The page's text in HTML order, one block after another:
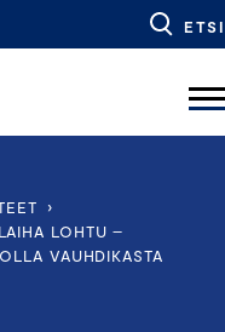
ETSI
›
LOHTU –
VAUHDIKASTA